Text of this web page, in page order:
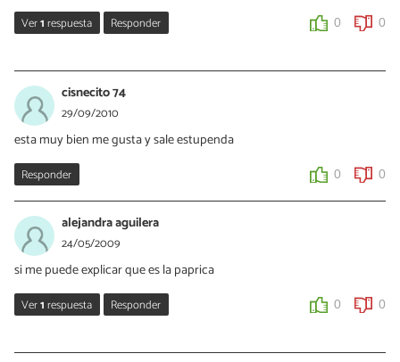
Ver1respuesta Responder 0 0
17/10/2016
Hola Yolanda, aquí tienes otra que te puede gustar, ¡saludos!
http://www.recetasgratis.net/Receta-de-sopa-de-lentejas-turca-
recetapasoapaso-53009.html
0 0
cisnecito 74
29/09/2010
esta muy bien me gusta y sale estupenda
Responder 0 0
alejandra aguilera
24/05/2009
si me puede explicar que es la paprica
Ver1respuesta Responder 0 0